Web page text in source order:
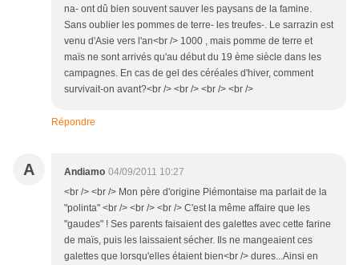
na- ont dû bien souvent sauver les paysans de la famine.
Sans oublier les pommes de terre- les treufes-. Le sarrazin est
venu d'Asie vers l'an<br /> 1000 , mais pomme de terre et
maïs ne sont arrivés qu'au début du 19 ème siècle dans les
campagnes. En cas de gel des céréales d'hiver, comment
survivait-on avant?<br /> <br /> <br /> <br />
Répondre
A Andiamo 04/09/2011 10:27
<br /> <br /> Mon père d'origine Piémontaise ma parlait de la
"polinta" <br /> <br /> <br /> C'est la même affaire que les
"gaudes" ! Ses parents faisaient des galettes avec cette farine
de maïs, puis les laissaient sécher. Ils ne mangeaient ces
galettes que lorsqu'elles étaient bien<br /> dures...Ainsi en